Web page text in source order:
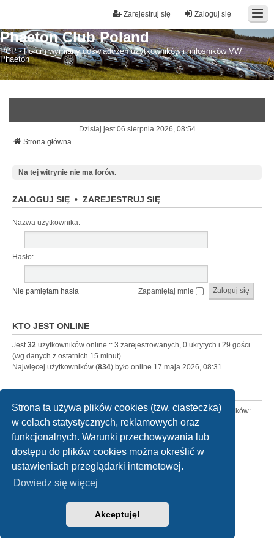
Strona ta używa plików cookies (tzw. ciasteczka)
w celach statystycznych, reklamowych oraz
funkcjonalnych. Warunki przechowywania lub
dostępu do plików cookies można określić w
ustawieniach przeglądarki internetowej.
Dowiedz się więcej
Akceptuję!
Zaloguj się
Zarejestruj się
Phaeton Club Poland
PCP - Forum wymiany doświadczeń użytkowników i miłośników VW
Phaeton
Dzisiaj jest 06 sierpnia 2026, 08:54
Strona główna
Na tej witrynie nie ma forów.
ZALOGUJ SIĘ • ZAREJESTRUJ SIĘ
Nazwa użytkownika:
Hasło:
Nie pamiętam hasła Zapamiętaj mnie
KTO JEST ONLINE
Jest32 użytkowników online :: 3 zarejestrowanych, 0 ukrytych i 29 gości
(wg danych z ostatnich 15 minut)
Najwięcej użytkowników (834) było online 17 maja 2026, 08:31
STATYSTYKI
Liczba postów:302498• Liczba tematów: 15902 • Liczba użytkowników:
3995• Ostatnio zarejestrowany użytkownik:Stefan1975
Strona główna Kontakt z nami
Technologię dostarczaphpBB® Forum Software © phpBB Limited
created by INVENTEA & v12mike
Zasady ochrony danych osobowych|Regulamin